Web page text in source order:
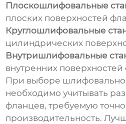
Плоскошлифовальные
плоских поверхностей
Круглошлифовальные
цилиндрических
Внутришлифовальные
внутренних
При выборе
необходимо учитывать
фланцев, требуемую
производительность.